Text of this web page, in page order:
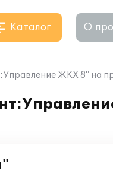
Каталог О
ЖКХ 8" на